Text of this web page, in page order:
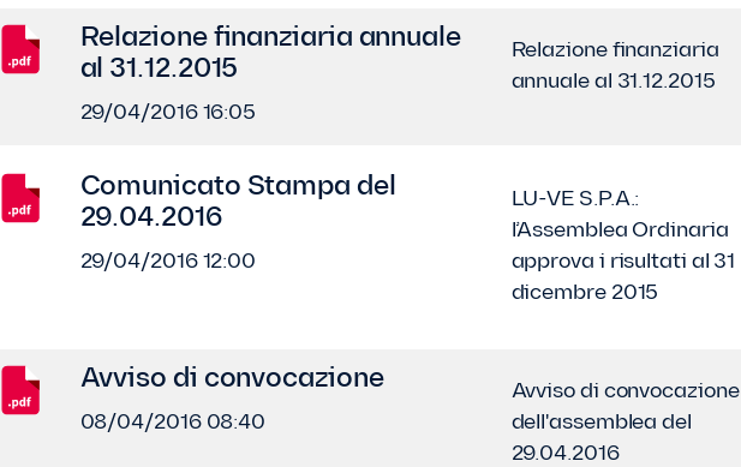
Relazione finanziaria annuale
al 31.12.2015
29/04/2016 16:05
Relazione finanziaria
annuale al 31.12.2015
Comunicato Stampa del
29.04.2016
29/04/2016 12:00
LU-VE S.P.A.:
l’Assemblea Ordinaria
approva i risultati al 31
dicembre 2015
Avviso di convocazione
08/04/2016 08:40
Avviso di convocazione
dell'assemblea del
29.04.2016